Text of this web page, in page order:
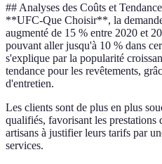
## Analyses des Coûts et
**UFC-Que Choisir**, la
augmenté de 15 % entre 2020 et
pouvant aller jusqu'à 10 % dans
s'explique par la popularité
tendance pour les revêtements,
d'entretien.
Les clients sont de plus en plus
qualifiés, favorisant les prestations
artisans à justifier leurs tarifs par
services.